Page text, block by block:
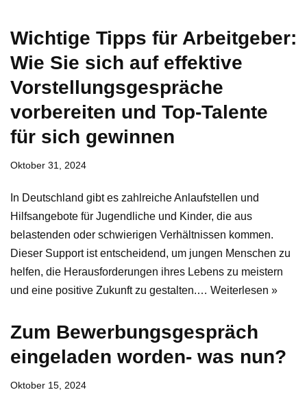
Wichtige Tipps für Arbeitgeber:
Wie Sie sich auf effektive
Vorstellungsgespräche
vorbereiten und Top-Talente
für sich gewinnen
Oktober 31, 2024
In Deutschland gibt es zahlreiche Anlaufstellen und
Hilfsangebote für Jugendliche und Kinder, die aus
belastenden oder schwierigen Verhältnissen kommen.
Dieser Support ist entscheidend, um jungen Menschen zu
helfen, die Herausforderungen ihres Lebens zu meistern
und eine positive Zukunft zu gestalten.… Weiterlesen »
Zum Bewerbungsgespräch
eingeladen worden- was nun?
Oktober 15, 2024